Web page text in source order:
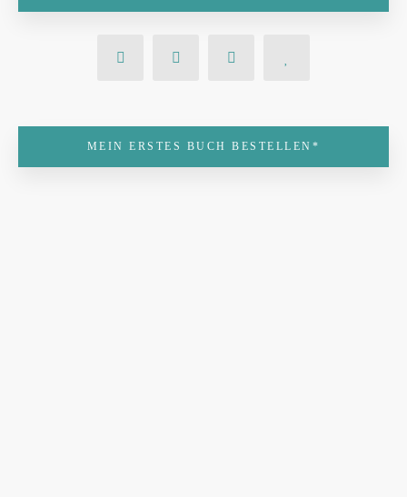
MEIN ERSTES BUCH BESTELLEN*